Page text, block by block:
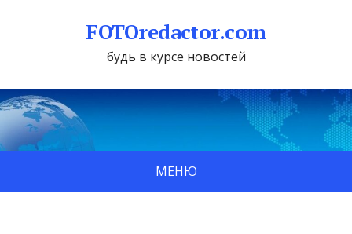
FOTOredactor.com
будь в курсе новостей
МЕНЮ